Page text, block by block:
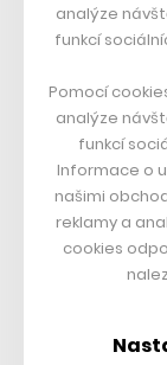
atrakcí,
analýze
funkcí
Pomocí
analýze
funkcí
Informace o
našimi
reklamy a
cookies